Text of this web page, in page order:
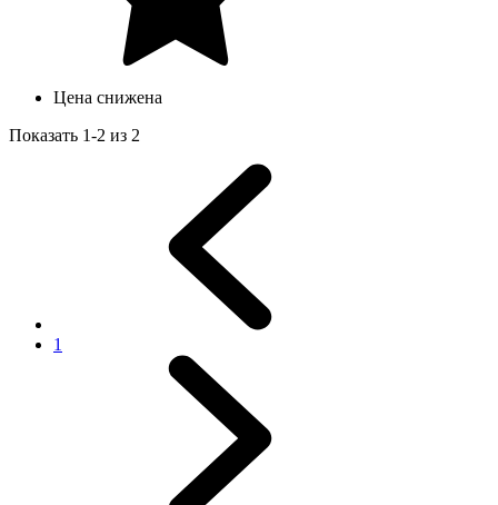
Цена снижена
Показать 1-2 из 2
1